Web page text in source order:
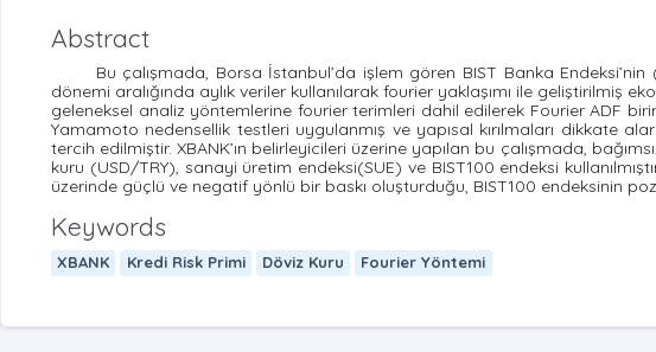
Abstract
Bu çalışmada, Borsa İstanbul’da işlem gören BIST Banka
dönemi aralığında aylık veriler kullanılarak fourier yaklaşımı ile geliştirilmiş
geleneksel analiz yöntemlerine fourier terimleri dahil edilerek Fourier ADF
Yamamoto nedensellik testleri uygulanmış ve yapısal kırılmaları dikkate
tercih edilmiştir. XBANK’ın belirleyicileri üzerine yapılan bu çalışmada,
kuru (USD/TRY), sanayi üretim endeksi(SUE) ve BIST100 endeksi
üzerinde güçlü ve negatif yönlü bir baskı oluşturduğu, BIST100 endeksinin
Keywords
XBANK Kredi Risk Primi Döviz Kuru Fourier Yöntemi